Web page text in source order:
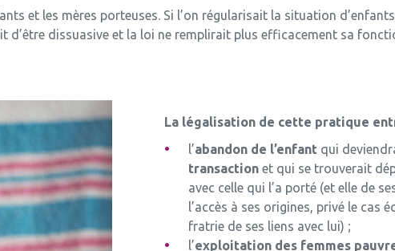
et les mères porteuses. Si l’on régularisait la situation
dissuasive et la loi ne remplirait plus efficacement sa
La légalisation de cette pratique
l’abandon de l’enfant qui
transaction et qui se trouverait
avec celle qui l’a porté (et elle de
l’accès à ses origines, privé le cas
fratrie de ses liens avec lui) ;
l’exploitation des femmes